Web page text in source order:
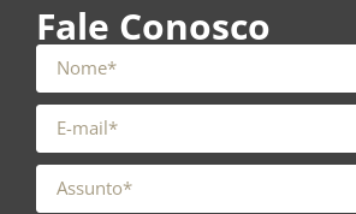
Fale Conosco